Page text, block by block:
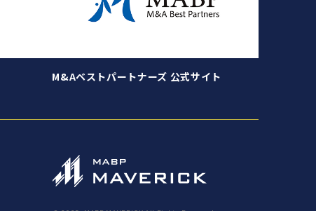
M&Aベストパートナーズ 公式サイト